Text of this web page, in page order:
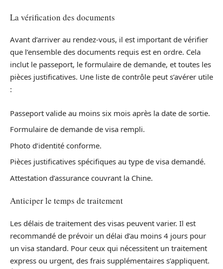
La vérification des documents
Avant d’arriver au rendez-vous, il est important de vérifier
que l’ensemble des documents requis est en ordre. Cela
inclut le passeport, le formulaire de demande, et toutes les
pièces justificatives. Une liste de contrôle peut s’avérer utile
:
Passeport valide au moins six mois après la date de sortie.
Formulaire de demande de visa rempli.
Photo d’identité conforme.
Pièces justificatives spécifiques au type de visa demandé.
Attestation d’assurance couvrant la Chine.
Anticiper le temps de traitement
Les délais de traitement des visas peuvent varier. Il est
recommandé de prévoir un délai d’au moins 4 jours pour
un visa standard. Pour ceux qui nécessitent un traitement
express ou urgent, des frais supplémentaires s’appliquent.